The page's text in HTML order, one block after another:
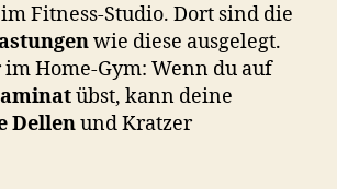
Fitness-Studio. Dort sind die
wie diese ausgelegt.
Home-Gym: Wenn du auf
übst, kann deine
Dellenund Kratzer